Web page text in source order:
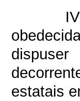
estatais